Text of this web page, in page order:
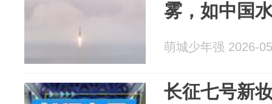
雾，如中国
萌城少年强 2026-
长征七号新